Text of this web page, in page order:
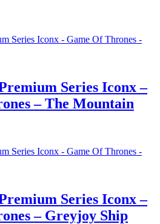
Series Iconx –
– The Mountain
Series Iconx –
– Greyjoy Ship